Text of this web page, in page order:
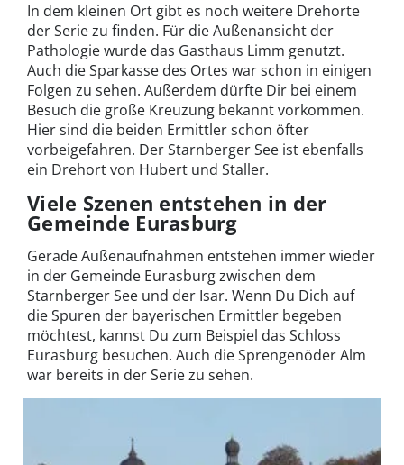
In dem kleinen Ort gibt es noch weitere Drehorte
der Serie zu finden. Für die Außenansicht der
Pathologie wurde das Gasthaus Limm genutzt.
Auch die Sparkasse des Ortes war schon in einigen
Folgen zu sehen. Außerdem dürfte Dir bei einem
Besuch die große Kreuzung bekannt vorkommen.
Hier sind die beiden Ermittler schon öfter
vorbeigefahren. Der Starnberger See ist ebenfalls
ein Drehort von Hubert und Staller.
Viele Szenen entstehen in der
Gemeinde Eurasburg
Gerade Außenaufnahmen entstehen immer wieder
in der Gemeinde Eurasburg zwischen dem
Starnberger See und der Isar. Wenn Du Dich auf
die Spuren der bayerischen Ermittler begeben
möchtest, kannst Du zum Beispiel das Schloss
Eurasburg besuchen. Auch die Sprengenöder Alm
war bereits in der Serie zu sehen.